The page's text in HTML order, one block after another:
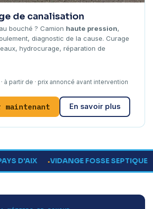
de canalisation
bouché ? Camion haute pression,
diagnostic de la cause. Curage
hydrocurage, réparation de
· à partir de · prix annoncé avant intervention
maintenant En savoir plus
D'AIX VIDANGE FOSSE SEPTIQUE